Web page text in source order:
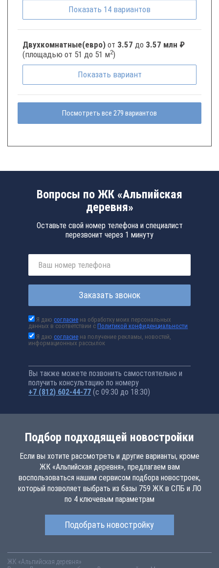
Показать 14 вариантов
Двухкомнатные(евро) от 3.57 до 3.57 млн ₽
(площадью от 51 до 51 м2)
Показать вариант
Посмотреть все 279 вариантов
Вопросы по ЖК «Альпийская
деревня»
Оставьте свой номер телефона и специалист
перезвонит через 1 минуту
Заказать звонок
Я даюсогласие на обработку моих персональных
данных в соответствии сПолитикой конфиденциальности
Я даюсогласие на получение рекламы, новостей,
информационных рассылок
Вы также можете позвонить самостоятельно и
получить консультацию по номеру
+7 (812) 602-44-77 (с 09:30 до 18:30)
Подбор подходящей новостройки
Если вы хотите рассмотреть и другие варианты, кроме
ЖК «Альпийская деревня», предлагаем вам
воспользоваться нашим сервисом подбора новостроек,
который позволяет выбрать из базы 759 ЖК в СПБ и ЛО
по 4 ключевым параметрам
Подобрать новостройку
ЖК «Альпийская деревня»